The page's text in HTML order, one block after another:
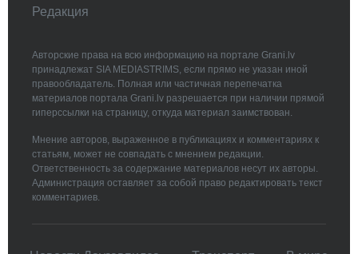
Редакция
Авторские права на всю информацию на портале Grani.lv
принадлежат SIA MEDIASTRIMS, если прямо не указан иной
правообладатель. Полная или частичная перепечатка
материалов портала Grani.lv разрешается при наличии прямой
гиперссылки на страницу, откуда материал заимствован.
Мнение авторов, выраженное в публикациях и комментариях к
статьям, может не совпадать с мнением редакции.
Ответственность за содержание материалов несут их авторы.
Администрация оставляет за собой право редактировать текст
комментариев.